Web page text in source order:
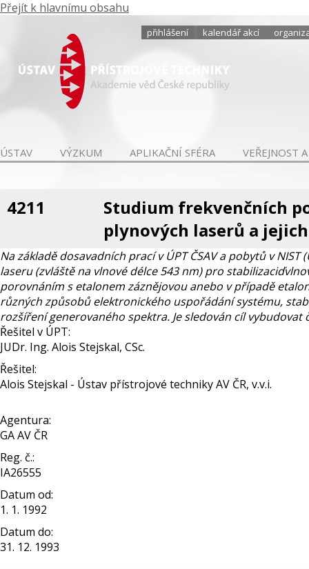
Přejít k hlavnímu obsahu
přihlášení kalendář akcí
ÚSTAV VÝZKUM APLIKAČNÍ SFÉRA VEŘEJNOST
4211
Studium frekvenčních
plynových laserů a
Na základě dosavadních prací v ÚPT ČSAV a pobytů v
laseru (zvláště na vlnové délce 543 nm) pro
porovnáním s etalonem záznějovou anebo v případě
různých způsobů elektronického uspořádání systému,
rozšíření generovaného spektra. Je sledován cíl
Řešitel v ÚPT:
JUDr. Ing. Alois Stejskal, CSc.
Řešitel:
Alois Stejskal - Ústav přístrojové techniky AV ČR, v.v.i.
Agentura:
GA AV ČR
Reg. č.:
IA26555
Datum od:
1. 1. 1992
Datum do:
31. 12. 1993